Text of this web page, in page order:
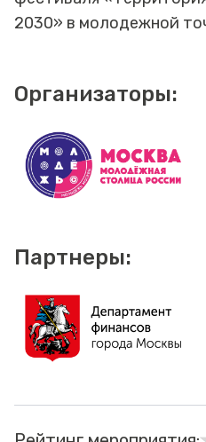
2030» в молодежной
Организаторы:
Партнеры: